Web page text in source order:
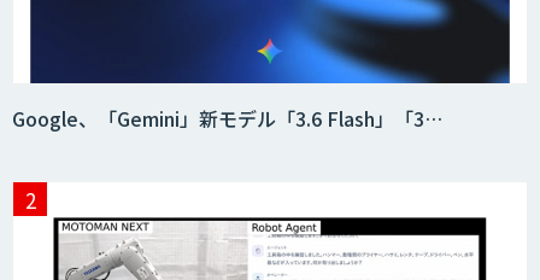
Google、「Gemini」新モデル「3.6 Flash」「3…